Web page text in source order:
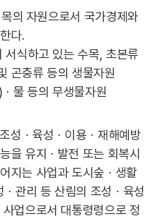
의 자원으로서 국가경제와
다.
서식하고 있는 수목, 초본류
곤충류 등의 생물자원
물 등의 무생물자원
성ㆍ육성ㆍ이용ㆍ재해예방
을 유지ㆍ발전 또는 회복시
지는 사업과 도시숲ㆍ생활
관리 등 산림의 조성ㆍ육성
업으로서 대통령령으로 정